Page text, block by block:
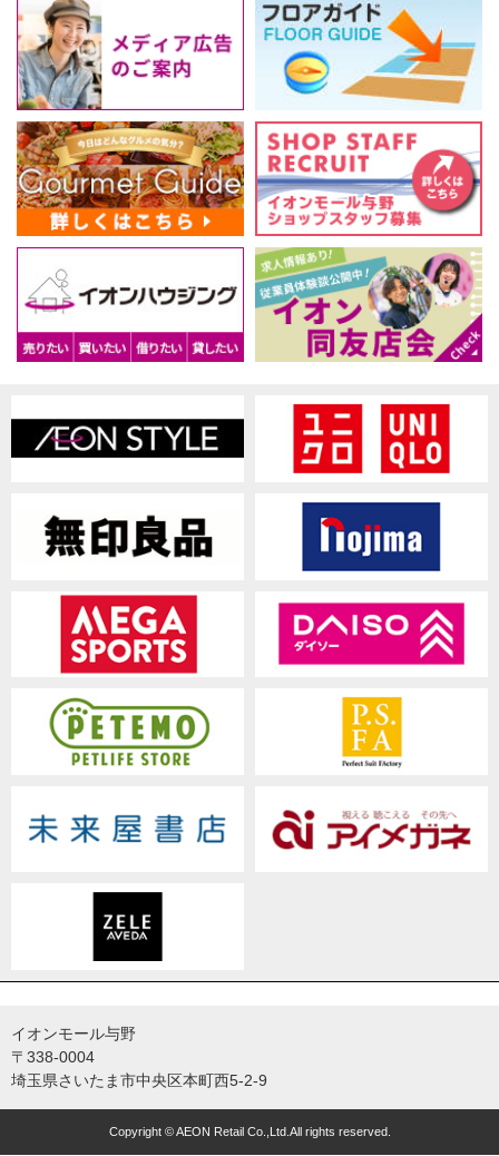
イオンモール与野
〒338-0004
埼玉県さいたま市中央区本町西5-2-9
Copyright © AEON Retail Co.,Ltd.All rights reserved.